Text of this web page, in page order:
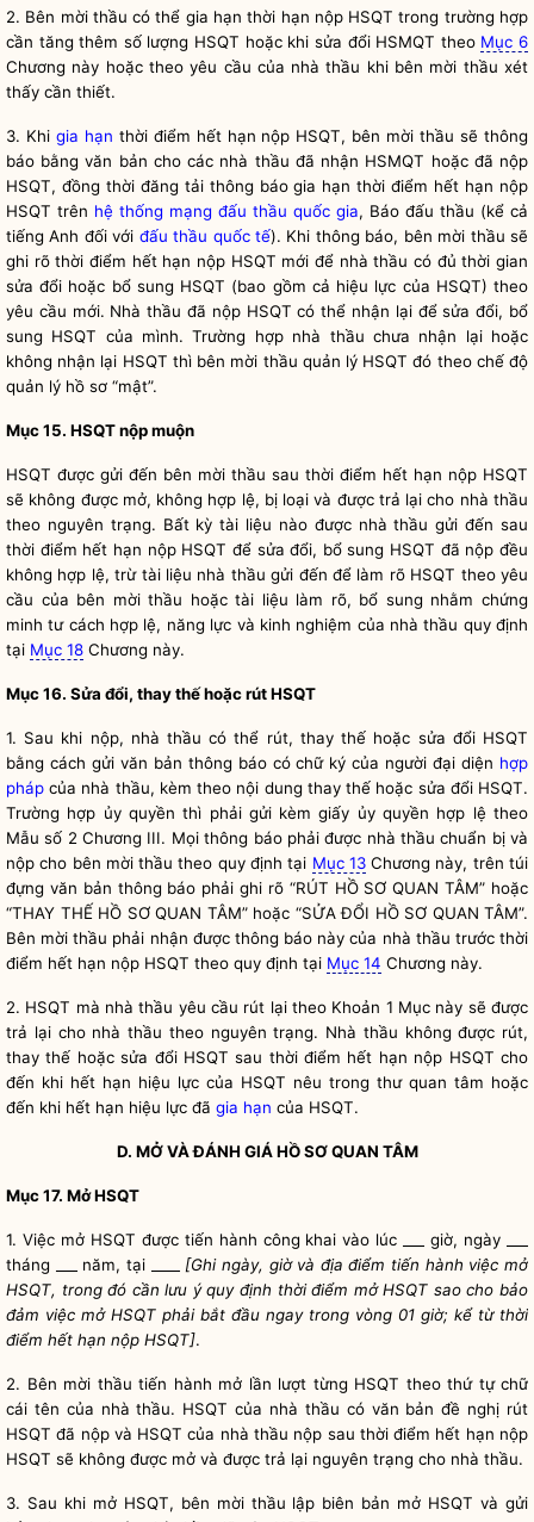
2. Bên mời thầu có thể gia hạn thời hạn nộp HSQT trong trường hợp
cần tăng thêm số lượng HSQT hoặc khi sửa đổi HSMQT theo Mục 6
Chương này hoặc theo yêu cầu của nhà thầu khi bên mời thầu xét
thấy cần thiết.
3. Khi gia hạn thời điểm hết hạn nộp HSQT, bên mời thầu sẽ thông
báo bằng văn bản cho các nhà thầu đã nhận HSMQT hoặc đã nộp
HSQT, đồng thời đăng tải thông báogia hạn thời điểm hết hạn nộp
HSQT trên hệ thống mạng đấu thầu quốc gia, Báo đấu thầu (kể cả
tiếng Anh đối với đấu thầu quốc tế). Khi thông báo, bên mời thầu sẽ
ghi rõ thời điểm hết hạn nộp HSQT mới để nhà thầu có đủ thời gian
sửa đổi hoặc bổ sung HSQT (bao gồm cả hiệu lực của HSQT) theo
yêu cầu mới. Nhà thầu đã nộp HSQT có thể nhận lại để sửa đổi, bổ
sung HSQT của mình. Trường hợp nhà thầu chưa nhận lại hoặc
không nhận lại HSQT thì bên mời thầu quản lý HSQT đó theo chế độ
quản lý hồ sơ “mật”.
Mục 15. HSQT nộp muộn
HSQT được gửi đến bên mời thầu sau thời điểm hết hạn nộp HSQT
sẽ không được mở, không hợp lệ, bị loại và được trả lại cho nhà thầu
theo nguyên trạng. Bất kỳ tài liệu nào được nhà thầu gửi đến sau
thời điểm hết hạn nộp HSQT để sửa đổi, bổ sung HSQT đã nộp đều
không hợp lệ, trừ tài liệu nhà thầu gửi đến để làm rõ HSQT theo yêu
cầu của bên mời thầu hoặc tài liệu làm rõ, bổ sung nhằm chứng
minh tư cách hợp lệ, năng lực và kinh nghiệm của nhà thầu quy định
tại Mục 18 Chương này.
Mục 16. Sửa đổi, thay thế hoặc rút HSQT
1. Sau khi nộp, nhà thầu có thể rút, thay thế hoặc sửa đổi HSQT
bằng cách gửi văn bản thông báo có chữ ký của người đại diện hợp
pháp của nhà thầu, kèm theo nội dung thay thế hoặc sửa đổi HSQT.
Trường hợp ủy quyền thì phải gửi kèm giấy ủyquyền hợp lệ theo
Mẫu số 2 Chương III. Mọi thông báo phải được nhà thầu chuẩn bị và
nộp cho bên mời thầu theo quy định tại Mục 13Chương này, trên túi
đựng văn bản thông báo phải ghi rõ “RÚT HỒ SƠ QUAN TÂM” hoặc
“THAY THẾ HỒ SƠ QUAN TÂM” hoặc “SỬA ĐỔI HỒ SƠ QUAN TÂM”.
Bên mời thầu phải nhận được thông báo này của nhà thầu trước thời
điểm hết hạn nộp HSQT theo quy định tại Mục 14 Chương này.
2. HSQT mà nhà thầu yêu cầu rút lại theo Khoản 1 Mục này sẽ được
trả lại cho nhà thầu theo nguyên trạng. Nhà thầu không được rút,
thay thế hoặc sửa đổi HSQT sau thời điểm hết hạn nộp HSQT cho
đến khi hết hạn hiệu lực của HSQT nêu trong thư quan tâm hoặc
đến khi hết hạn hiệu lực đã gia hạn của HSQT.
D. MỞ VÀ ĐÁNH GIÁ HỒ SƠ QUAN TÂM
Mục 17. Mở HSQT
1. Việc mở HSQT được tiến hành công khai vào lúc ___ giờ, ngày ___
tháng ___ năm, tại ____ [Ghi ngày, giờ và địa điểm tiến hành việc mở
HSQT, trong đó cần lưu ý quy định thời điểm mở HSQT sao cho bảo
đảm việc mở HSQT phải bắt đầu ngay trong vòng 01 giờ; kể từ thời
điểm hết hạn nộp HSQT].
2. Bên mời thầu tiến hành mở lần lượt từng HSQT theo thứ tự chữ
cái tên của nhà thầu. HSQT của nhà thầu có văn bản đề nghị rút
HSQT đã nộp và HSQT của nhà thầu nộp sau thời điểm hết hạn nộp
HSQT sẽ không được mở và được trả lại nguyên trạng cho nhà thầu.
3. Sau khi mở HSQT, bên mời thầu lập biên bản mở HSQT và gửi